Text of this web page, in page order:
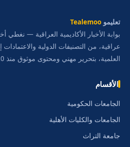
تعليمو Tealemoo
عراقية، من التصنيفات الدولية
العلمية، بتحرير مهني ومحتوى موثوق منذ 2020.
الأقسام
الجامعات الحكومية
الجامعات والكليات الأهلية
جامعة التراث